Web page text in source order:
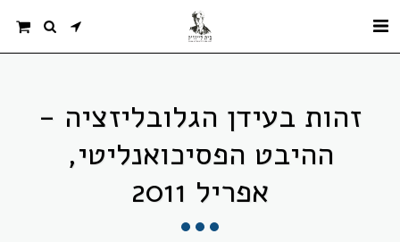
זהות בעידן הגלובליזציה -
ההיבט הפסיכואנליטי,
אפריל 2011